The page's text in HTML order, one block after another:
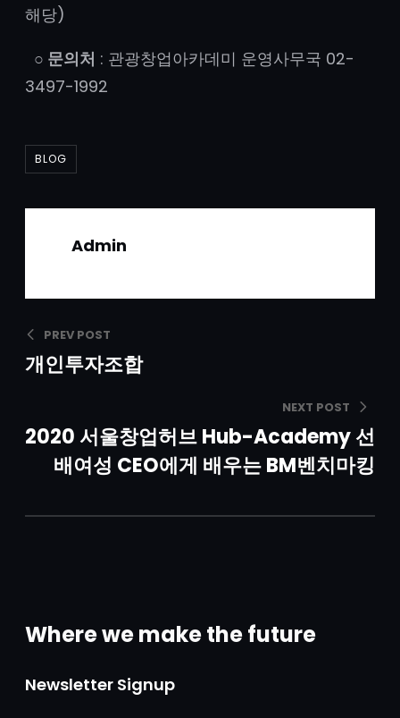
해당)
○ 문의처 : 관광창업아카데미 운영사무국 02-
3497-1992
BLOG
Admin
PREV POST
개인투자조합
NEXT POST
2020 서울창업허브 Hub-Academy 선
배여성 CEO에게 배우는 BM벤치마킹
Where we make the future
Newsletter Signup